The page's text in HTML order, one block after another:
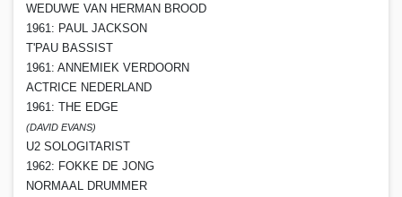
WEDUWE VAN HERMAN BROOD
1961: PAUL JACKSON
T'PAU BASSIST
1961: ANNEMIEK VERDOORN
ACTRICE NEDERLAND
1961: THE EDGE
(DAVID EVANS)
U2 SOLOGITARIST
1962: FOKKE DE JONG
NORMAAL DRUMMER